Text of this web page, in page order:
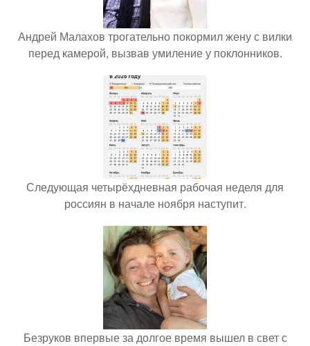
Андрей Малахов трогательно покормил жену с вилки
перед камерой, вызвав умиление у поклонников.
Следующая четырёхдневная рабочая неделя для
россиян в начале ноября наступит.
Безруков впервые за долгое время вышел в свет с